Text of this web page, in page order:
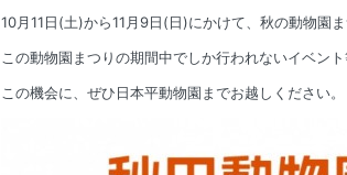
10月11日(土)から11月9日(日)にかけて、秋の動物園
この動物園まつりの期間中でしか行われないイベント
この機会に、ぜひ日本平動物園までお越しください。